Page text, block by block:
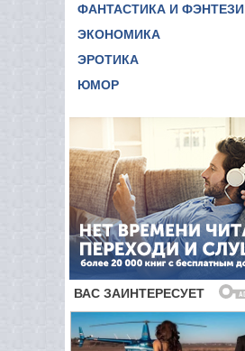
ФАНТАСТИКА И ФЭНТЕЗИ
ЭКОНОМИКА
ЭРОТИКА
ЮМОР